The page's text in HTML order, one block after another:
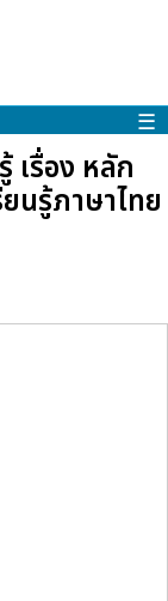
☰
เรื่อง หลัก
นรู้ภาษาไทย